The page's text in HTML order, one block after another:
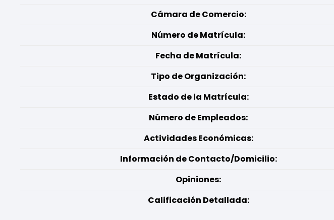
Cámara de Comercio:
Número de Matrícula:
Fecha de Matrícula:
Tipo de Organización:
Estado de la Matrícula:
Número de Empleados:
Actividades Económicas:
Información de Contacto/Domicilio:
Opiniones:
Calificación Detallada: